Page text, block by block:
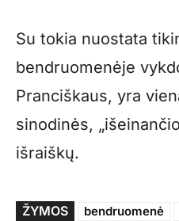
Su tokia nuostata
bendruomenėje
Pranciškaus, yra
sinodinės,
išraiškų.
ŽYMOS bendruomenė